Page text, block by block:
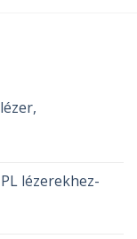
lézerekhez-